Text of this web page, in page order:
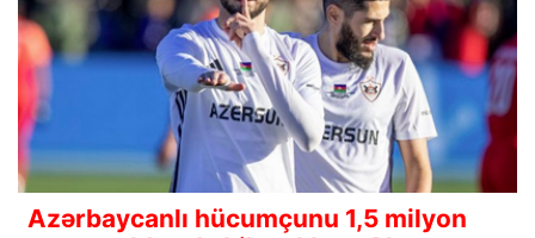
Azərbaycanlı hücumçunu 1,5 milyon